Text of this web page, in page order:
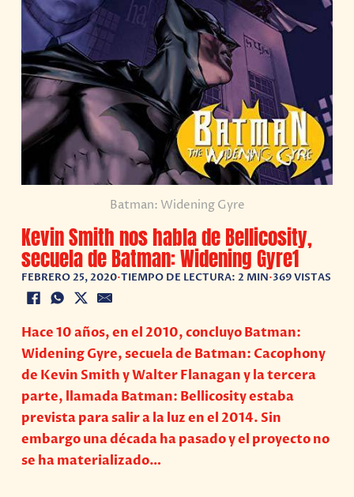
Batman: Widening Gyre
Kevin Smith nos habla de Bellicosity,
secuela de Batman: Widening Gyre1
FEBRERO 25, 2020•TIEMPO DE LECTURA: 2 MIN•369 VISTAS
Hace 10 años, en el 2010, concluyo Batman:
Widening Gyre, secuela de Batman: Cacophony
de Kevin Smith y Walter Flanagan y la tercera
parte, llamada Batman: Bellicosity estaba
prevista para salir a la luz en el 2014. Sin
embargo una década ha pasado y el proyecto no
se ha materializado…